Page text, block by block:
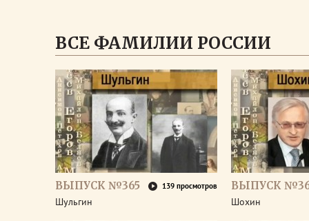
ВСЕ ФАМИЛИИ РОССИИ
ВЫПУСК №365 139 просмотров
Шульгин
ВЫПУСК
Шохин